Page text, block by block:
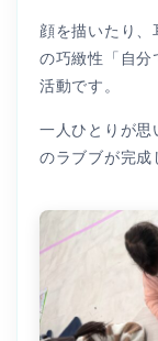
顔を描いたり
の巧緻性「自分
活動です。
一人ひとりが思
のラブブが完成